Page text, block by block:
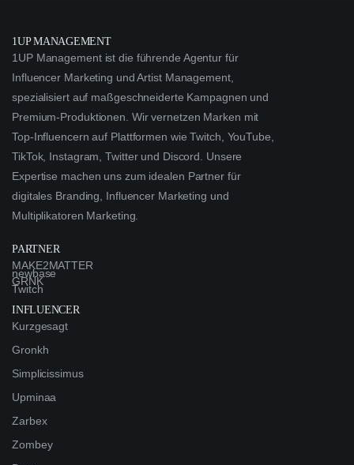
1UP MANAGEMENT
1UP Management ist die führende Agentur für
Influencer Marketing und Artist Management,
spezialisiert auf maßgeschneiderte Kampagnen und
Premium-Produktionen. Wir vernetzen Marken mit
Top-Influencern auf Plattformen wie Twitch, YouTube,
TikTok, Instagram, Twitter und Discord. Unsere
Expertise machen uns zum idealen Partner für
digitales Branding, Influencer Marketing und
Multiplikatoren Marketing.
PARTNER
MAKE2MATTER
newbase
GRNK
Twitch
INFLUENCER
Kurzgesagt
Gronkh
Simplicissimus
Upminaa
Zarbex
Zombey